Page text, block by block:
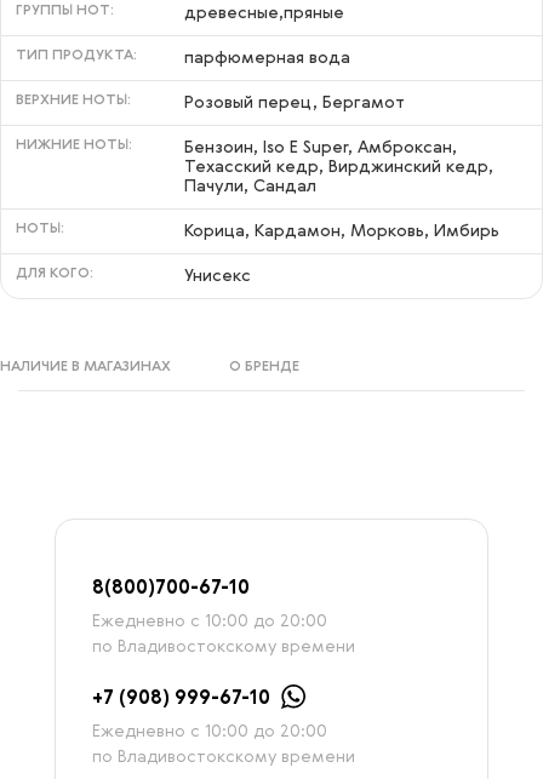
ГРУППЫ НОТ: древесные,пряные
ТИП ПРОДУКТА: парфюмерная вода
ВЕРХНИЕ НОТЫ: Розовый перец, Бергамот
НИЖНИЕ НОТЫ:
Бензоин, Iso E Super, Амброксан,
Техасский кедр, Вирджинский кедр,
Пачули, Сандал
НОТЫ: Корица, Кардамон, Морковь, Имбирь
ДЛЯ КОГО: Унисекс
НАЛИЧИЕ В МАГАЗИНАХ О БРЕНДЕ
8(800)700-67-10
Ежедневно с 10:00 до 20:00
по Владивостокскому времени
+7 (908) 999-67-10
Ежедневно с 10:00 до 20:00
по Владивостокскому времени